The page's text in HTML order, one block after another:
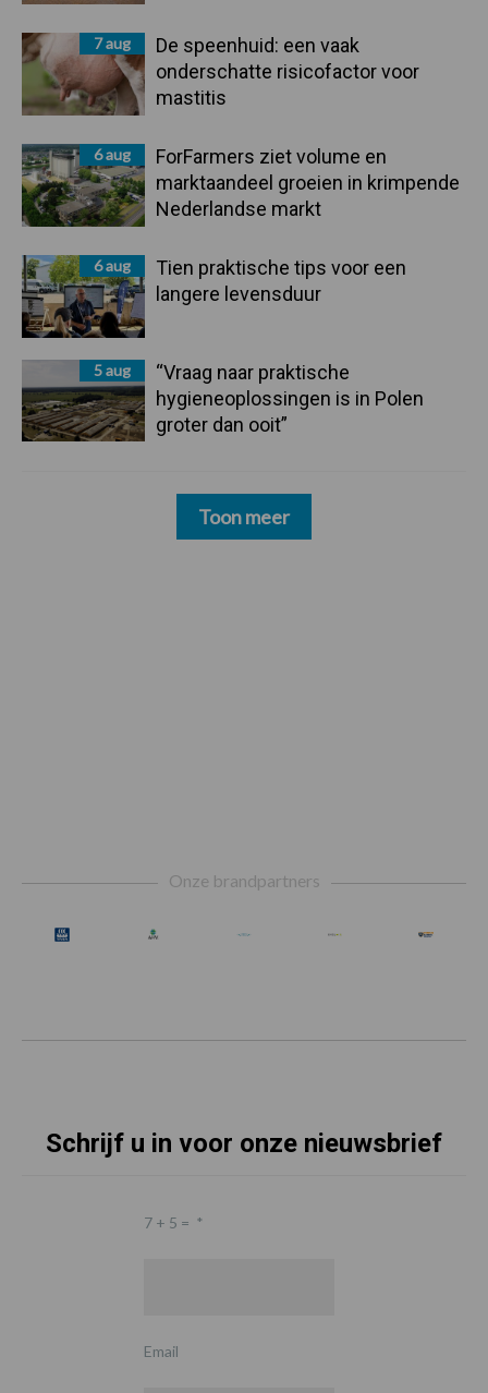
7 aug
De speenhuid: een vaak
onderschatte risicofactor voor
mastitis
6 aug
ForFarmers ziet volume en
marktaandeel groeien in krimpende
Nederlandse markt
6 aug
Tien praktische tips voor een
langere levensduur
5 aug
“Vraag naar praktische
hygieneoplossingen is in Polen
groter dan ooit”
Toon meer
Onze brandpartners
Schrijf u in voor onze nieuwsbrief
7 + 5 = *
Email